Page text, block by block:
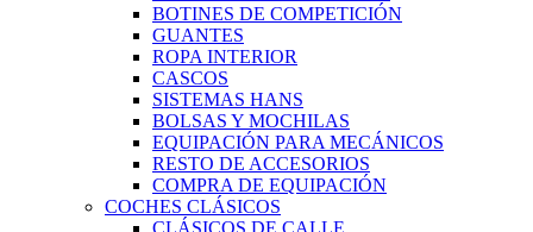
BOTINES DE COMPETICIÓN
GUANTES
ROPA INTERIOR
CASCOS
SISTEMAS HANS
BOLSAS Y MOCHILAS
EQUIPACIÓN PARA MECÁNICOS
RESTO DE ACCESORIOS
COMPRA DE EQUIPACIÓN
COCHES CLÁSICOS
CLÁSICOS DE CALLE